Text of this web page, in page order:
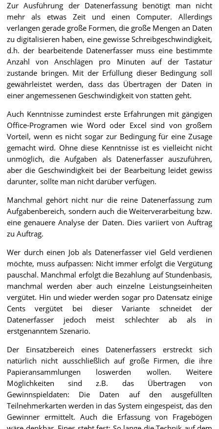
Zur Ausführung der Datenerfassung benötigt man nicht
mehr als etwas Zeit und einen Computer. Allerdings
verlangen gerade große Formen, die große Mengen an Daten
zu digitalisieren haben, eine gewisse Schreibgeschwindigkeit,
d.h. der bearbeitende Datenerfasser muss eine bestimmte
Anzahl von Anschlägen pro Minuten auf der Tastatur
zustande bringen. Mit der Erfüllung dieser Bedingung soll
gewährleistet werden, dass das Übertragen der Daten in
einer angemessenen Geschwindigkeit von statten geht.
Auch Kenntnisse zumindest erste Erfahrungen mit gängigen
Office-Programen wie Word oder Excel sind von großem
Vorteil, wenn es nicht sogar zur Bedingung für eine Zusage
gemacht wird. Ohne diese Kenntnisse ist es vielleicht nicht
unmöglich, die Aufgaben als Datenerfasser auszuführen,
aber die Geschwindigkeit bei der Bearbeitung leidet gewiss
darunter, sollte man nicht darüber verfügen.
Manchmal gehört nicht nur die reine Datenerfassung zum
Aufgabenbereich, sondern auch die Weiterverarbeitung bzw.
eine genauere Analyse der Daten. Dies variiert von Auftrag
zu Auftrag.
Wer durch einen Job als Datenerfasser viel Geld verdienen
möchte, muss aufpassen: Nicht immer erfolgt die Vergütung
pauschal. Manchmal erfolgt die Bezahlung auf Stundenbasis,
manchmal werden aber auch einzelne Leistungseinheiten
vergütet. Hin und wieder werden sogar pro Datensatz einige
Cents vergütet bei dieser Variante schneidet der
Datenerfasser jedoch meist schlechter ab als in
erstgenanntem Szenario.
Der Einsatzbereich eines Datenerfassers erstreckt sich
natürlich nicht ausschließlich auf große Firmen, die ihre
Papieransammlungen loswerden wollen. Weitere
Möglichkeiten sind z.B. das Übertragen von
Gewinnspieldaten: Die Daten auf den ausgefüllten
Teilnehmerkarten werden in das System eingespeist, das den
Gewinner ermittelt. Auch die Erfassung von Fragebögen